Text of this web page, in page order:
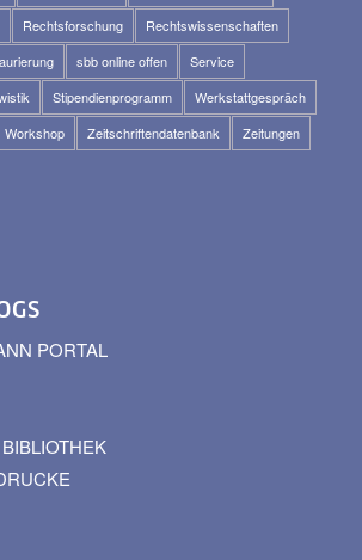
Rechtsforschung
Rechtswissenschaften
sbb online offen
Service
Stipendienprogramm
Werkstattgespräch
Workshop Zeitschriftendatenbank
Zeitungen
PORTAL